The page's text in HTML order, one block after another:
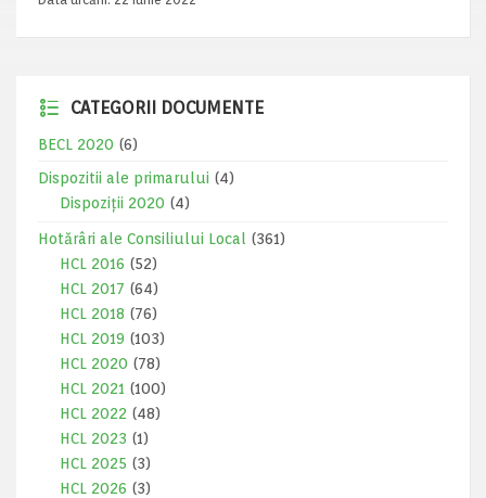
CATEGORII DOCUMENTE
BECL 2020 (6)
Dispozitii ale primarului (4)
Dispoziții 2020 (4)
Hotărâri ale Consiliului Local
(361)
HCL 2016 (52)
HCL 2017 (64)
HCL 2018 (76)
HCL 2019 (103)
HCL 2020 (78)
HCL 2021 (100)
HCL 2022 (48)
HCL 2023 (1)
HCL 2025 (3)
HCL 2026 (3)